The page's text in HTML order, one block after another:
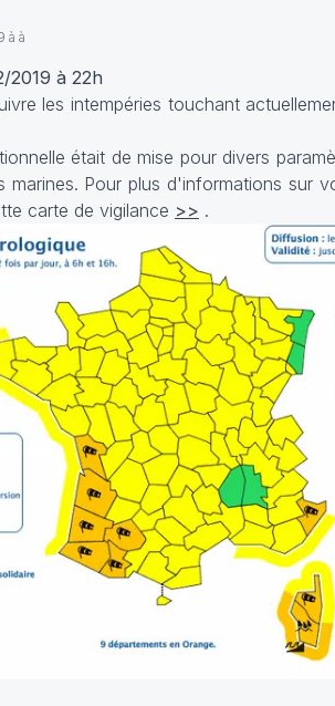
à à
2019 à 22h
les intempéries touchant
était de mise pour divers
marines. Pour plus d'informations sur
carte de vigilance >> .